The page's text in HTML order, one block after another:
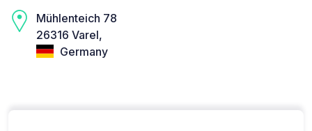
Mühlenteich 78
26316 Varel,
Germany